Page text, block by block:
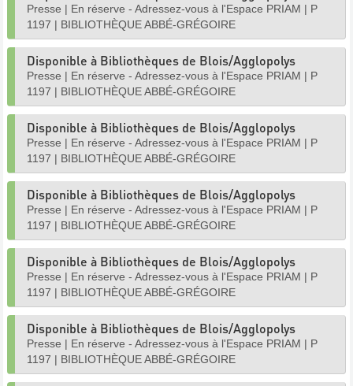
Presse | En réserve - Adressez-vous à l'Espace PRIAM | P
1197 | BIBLIOTHÈQUE ABBÉ-GRÉGOIRE
Disponible à Bibliothèques de Blois/Agglopolys
Presse | En réserve - Adressez-vous à l'Espace PRIAM | P
1197 | BIBLIOTHÈQUE ABBÉ-GRÉGOIRE
Disponible à Bibliothèques de Blois/Agglopolys
Presse | En réserve - Adressez-vous à l'Espace PRIAM | P
1197 | BIBLIOTHÈQUE ABBÉ-GRÉGOIRE
Disponible à Bibliothèques de Blois/Agglopolys
Presse | En réserve - Adressez-vous à l'Espace PRIAM | P
1197 | BIBLIOTHÈQUE ABBÉ-GRÉGOIRE
Disponible à Bibliothèques de Blois/Agglopolys
Presse | En réserve - Adressez-vous à l'Espace PRIAM | P
1197 | BIBLIOTHÈQUE ABBÉ-GRÉGOIRE
Disponible à Bibliothèques de Blois/Agglopolys
Presse | En réserve - Adressez-vous à l'Espace PRIAM | P
1197 | BIBLIOTHÈQUE ABBÉ-GRÉGOIRE